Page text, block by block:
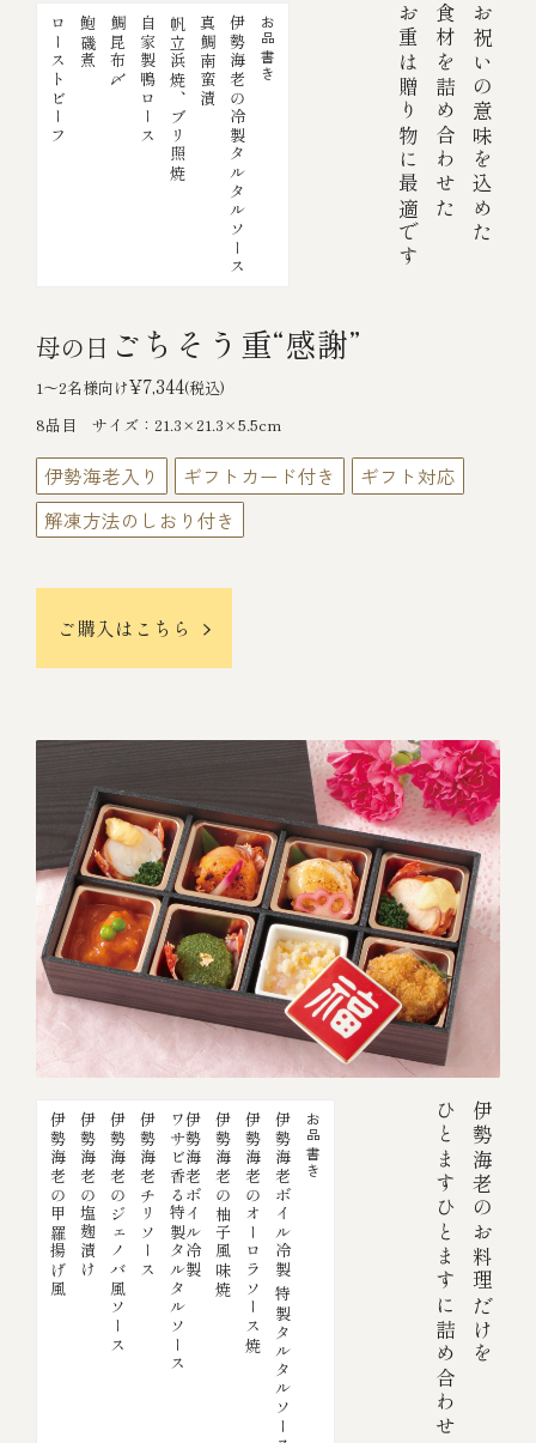
お祝いの意味を込めた
食材を詰め合わせた
お重は贈り物に最適です
お品書き
伊勢海老の冷製タルタルソース
真鯛南蛮漬
帆立浜焼、ブリ照焼
自家製鴨ロース
鯛昆布〆
鮑磯煮
ローストビーフ
母の日 ごちそう重“感謝”
1～2名様向け¥7,344(税込)
8品目 サイズ：21.3×21.3×5.5cm
伊勢海老入り ギフトカード付き
ギフト対応
解凍方法のしおり付き
ご購入はこちら
伊勢海老のお料理だけを
ひとますひとますに詰め合わせ
お品書き
伊勢海老ボイル冷製 特製タルタルソース
伊勢海老のオーロラソース焼
伊勢海老の柚子風味焼
伊勢海老ボイル冷製
ワサビ香る特製タルタルソース
伊勢海老チリソース
伊勢海老のジェノバ風ソース
伊勢海老の塩麹漬け
伊勢海老の甲羅揚げ風